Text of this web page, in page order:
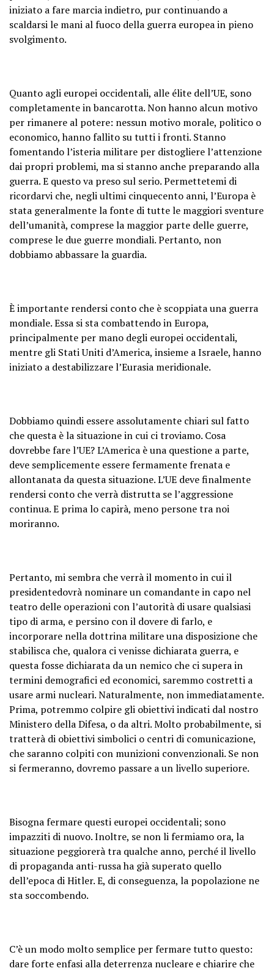
iniziato a fare marcia indietro, pur continuando a
scaldarsi le mani al fuoco della guerra europea in pieno
svolgimento.
Quanto agli europei occidentali, alle élite dell’UE, sono
completamente in bancarotta. Non hanno alcun motivo
per rimanere al potere: nessun motivo morale, politico o
economico, hanno fallito su tutti i fronti. Stanno
fomentando l’isteria militare per distogliere l’attenzione
dai propri problemi, ma si stanno anche preparando alla
guerra. E questo va preso sul serio. Permettetemi di
ricordarvi che, negli ultimi cinquecento anni, l’Europa è
stata generalmente la fonte di tutte le maggiori sventure
dell’umanità, comprese la maggior parte delle guerre,
comprese le due guerre mondiali. Pertanto, non
dobbiamo abbassare la guardia.
È importante rendersi conto che è scoppiata una guerra
mondiale. Essa si sta combattendo in Europa,
principalmente per mano degli europei occidentali,
mentre gli Stati Uniti d’America, insieme a Israele, hanno
iniziato a destabilizzare l’Eurasia meridionale.
Dobbiamo quindi essere assolutamente chiari sul fatto
che questa è la situazione in cui ci troviamo. Cosa
dovrebbe fare l’UE? L’America è una questione a parte,
deve semplicemente essere fermamente frenata e
allontanata da questa situazione. L’UE deve finalmente
rendersi conto che verrà distrutta se l’aggressione
continua. E prima lo capirà, meno persone tra noi
moriranno.
Pertanto, mi sembra che verrà il momento in cui il
presidentedovrà nominare un comandante in capo nel
teatro delle operazioni con l’autorità di usare qualsiasi
tipo di arma, e persino con il dovere di farlo, e
incorporare nella dottrina militare una disposizione che
stabilisca che, qualora ci venisse dichiarata guerra, e
questa fosse dichiarata da un nemico che ci supera in
termini demografici ed economici, saremmo costretti a
usare armi nucleari. Naturalmente, non immediatamente.
Prima, potremmo colpire gli obiettivi indicati dal nostro
Ministero della Difesa, o da altri. Molto probabilmente, si
tratterà di obiettivi simbolici o centri di comunicazione,
che saranno colpiti con munizioni convenzionali. Se non
si fermeranno, dovremo passare a un livello superiore.
Bisogna fermare questi europei occidentali; sono
impazziti di nuovo. Inoltre, se non li fermiamo ora, la
situazione peggiorerà tra qualche anno, perché il livello
di propaganda anti-russa ha già superato quello
dell’epoca di Hitler. E, di conseguenza, la popolazione ne
sta soccombendo.
C’è un modo molto semplice per fermare tutto questo:
dare forte enfasi alla deterrenza nucleare e chiarire che